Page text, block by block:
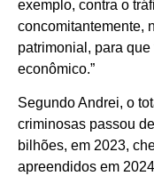
exemplo, contra o
concomitantemente,
patrimonial, para
econômico.”
Segundo Andrei, o
criminosas passou
bilhões, em 2023,
apreendidos em